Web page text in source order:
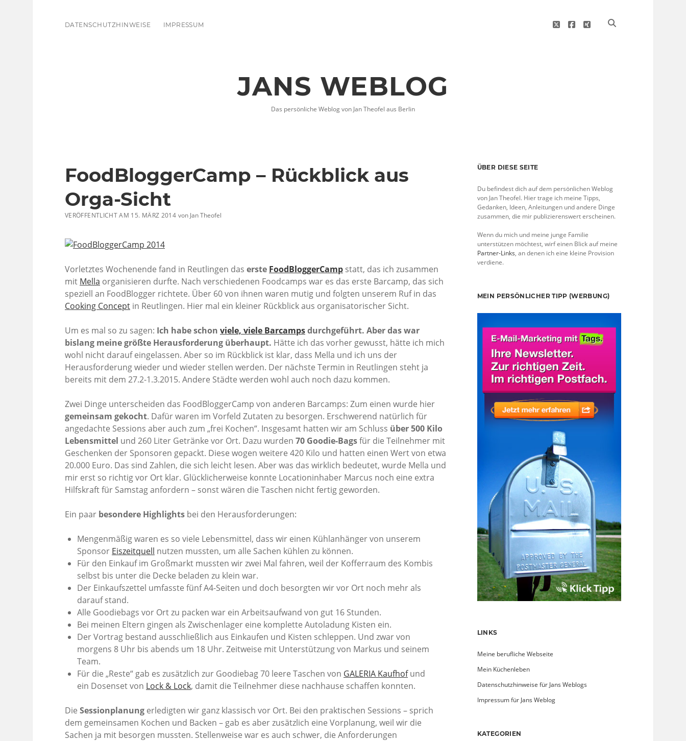
DATENSCHUTZHINWEISE IMPRESSUM twitterfacebook
xing
JANS WEBLOG
Das persönliche Weblog von Jan Theofel aus Berlin
FoodBloggerCamp – Rückblick aus
Orga-Sicht
VERÖFFENTLICHT AM 15. MÄRZ 2014 vonJan Theofel
Vorletztes Wochenende fand in Reutlingen das erste FoodBloggerCamp statt, das ich zusammen
mit Mella organisieren durfte. Nach verschiedenen Foodcamps war es das erste Barcamp, das sich
speziell an FoodBlogger richtete. Über 60 von ihnen waren mutig und folgten unserem Ruf in das
Cooking Concept in Reutlingen. Hier mal ein kleiner Rückblick aus organisatorischer Sicht.
Um es mal so zu sagen: Ich habe schon viele, viele Barcampsdurchgeführt. Aber das war
bislang meine größte Herausforderung überhaupt. Hätte ich das vorher gewusst, hätte ich mich
wohl nicht darauf eingelassen. Aber so im Rückblick ist klar, dass Mella und ich uns der
Herausforderung wieder und wieder stellen werden. Der nächste Termin in Reutlingen steht ja
bereits mit dem 27.2-1.3.2015. Andere Städte werden wohl auch noch dazu kommen.
Zwei Dinge unterscheiden das FoodBloggerCamp von anderen Barcamps: Zum einen wurde hier
gemeinsam gekocht. Dafür waren im Vorfeld Zutaten zu besorgen. Erschwerend natürlich für
angedachte Sessions aber auch zum „frei Kochen“. Insgesamt hatten wir am Schluss über 500 Kilo
Lebensmittel und 260 Liter Getränke vor Ort. Dazu wurden 70 Goodie-Bagsfür die Teilnehmer mit
Geschenken der Sponsoren gepackt. Diese wogen weitere 420 Kilo und hatten einen Wert von etwa
20.000 Euro. Das sind Zahlen, die sich leicht lesen. Aber was das wirklich bedeutet, wurde Mella und
mir erst so richtig vor Ort klar. Glücklicherweise konnte Locationinhaber Marcus noch eine extra
Hilfskraft für Samstag anfordern – sonst wären die Taschen nicht fertig geworden.
Ein paar besondere Highlights bei den Herausforderungen:
Mengenmäßig waren es so viele Lebensmittel, dass wir einen Kühlanhänger von unserem
Sponsor Eiszeitquell nutzen mussten, um alle Sachen kühlen zu können.
Für den Einkauf im Großmarkt mussten wir zwei Mal fahren, weil der Kofferraum des Kombis
selbst bis unter die Decke beladen zu klein war.
Der Einkaufszettel umfasste fünf A4-Seiten und doch besorgten wir vor Ort noch mehr als
darauf stand.
Alle Goodiebags vor Ort zu packen war ein Arbeitsaufwand von gut 16 Stunden.
Bei meinen Eltern gingen als Zwischenlager eine komplette Autoladung Kisten ein.
Der Vortrag bestand ausschließlich aus Einkaufen und Kisten schleppen. Und zwar von
morgens 8 Uhr bis abends um 18 Uhr. Zeitweise mit Unterstützung von Markus und seinem
Team.
Für die „Reste“ gab es zusätzlich zur Goodiebag 70 leere Taschen von GALERIA Kaufhofund
ein Dosenset von Lock & Lock, damit die Teilnehmer diese nachhause schaffen konnten.
Die Sessionplanung erledigten wir ganz klassisch vor Ort. Bei den praktischen Sessions – sprich
dem gemeinsamen Kochen und Backen – gab es aber zusätzlich eine Vorplanung, weil wir die
Sachen ja mit besorgen mussten. Stellenweise war es auch schwer, die Anforderungen
Sidebar
ÜBER DIESE SEITE
Du befindest dich auf dem persönlichen Weblog
von Jan Theofel. Hier trage ich meine Tipps,
Gedanken, Ideen, Anleitungen und andere Dinge
zusammen, die mir publizierenswert erscheinen.
Wenn du mich und meine junge Familie
unterstützen möchtest, wirf einen Blick auf meine
Partner-Links, an denen ich eine kleine Provision
verdiene.
MEIN PERSÖNLICHER TIPP (WERBUNG)
LINKS
Meine berufliche Webseite
Mein Küchenleben
Datenschutzhinweise für Jans Weblogs
Impressum für Jans Weblog
KATEGORIEN